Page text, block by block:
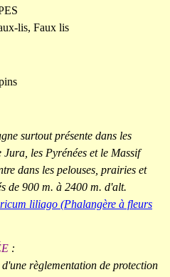
lis, Faux lis
surtout présente dans les
les Pyrénées et le Massif
dans les pelouses, prairies et
de 900 m. à 2400 m. d'alt.
liliago (Phalangère à fleurs
:
règlementation de protection